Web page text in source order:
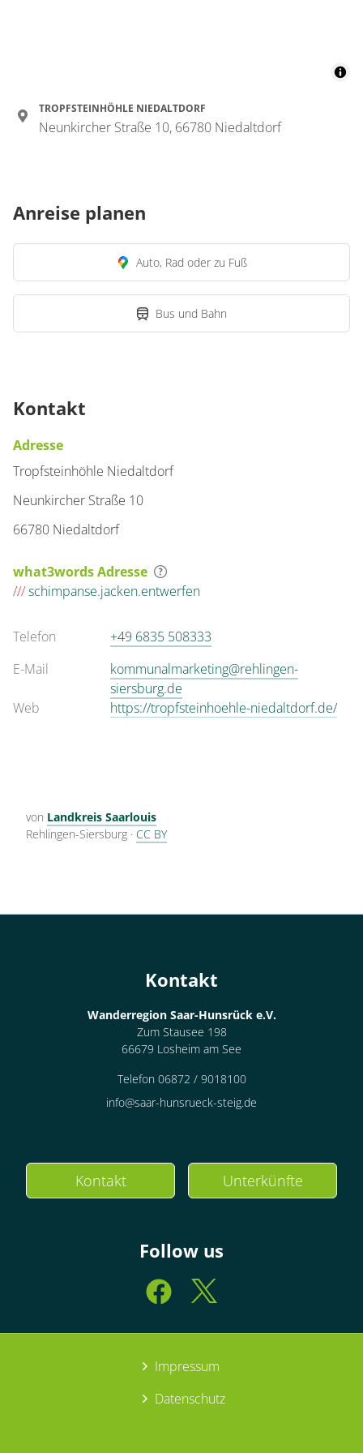
TROPFSTEINHÖHLE NIEDALTDORF
Neunkircher Straße 10, 66780 Niedaltdorf
Anreise planen
Auto, Rad oder zu Fuß
Bus und Bahn
Kontakt
Adresse
Tropfsteinhöhle Niedaltdorf
Neunkircher Straße 10
66780 Niedaltdorf
what3words Adresse
///schimpanse.jacken.entwerfen
Telefon
+49 6835 508333
E-Mail
kommunalmarketing@rehlingen-
siersburg.de
Web
https://tropfsteinhoehle-niedaltdorf.de/
von Landkreis Saarlouis
Rehlingen-Siersburg · CC BY
Kontakt
Wanderregion Saar-Hunsrück e.V.
Zum Stausee 198
66679 Losheim am See
Telefon 06872 / 9018100
info@saar-hunsrueck-steig.de
Kontakt Unterkünfte
Follow us
Impressum
Datenschutz